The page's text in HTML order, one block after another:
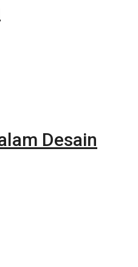
Desain